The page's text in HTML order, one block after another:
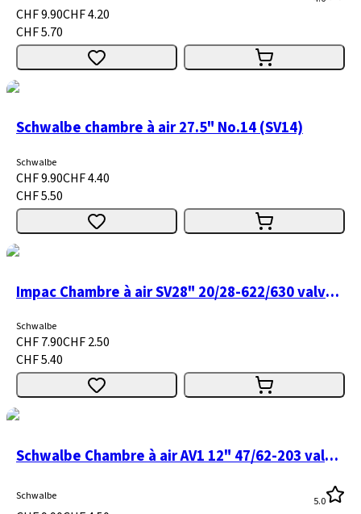
CHF 9.90CHF 4.20
CHF 5.70
Schwalbe chambre à air 27.5" No.14 (SV14)
Schwalbe
CHF 9.90CHF 4.40
CHF 5.50
Impac Chambre à air SV28" 20/28-622/630 valve presta 40mm
Schwalbe
CHF 7.90CHF 2.50
CHF 5.40
Schwalbe Chambre à air AV1 12" 47/62-203 valve auto
Schwalbe 5.0